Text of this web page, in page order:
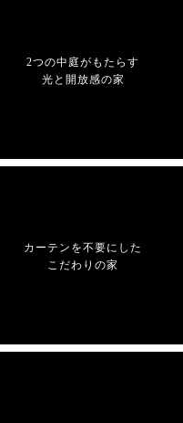
2つの中庭がもたらす
光と開放感の家
カーテンを不要にした
こだわりの家